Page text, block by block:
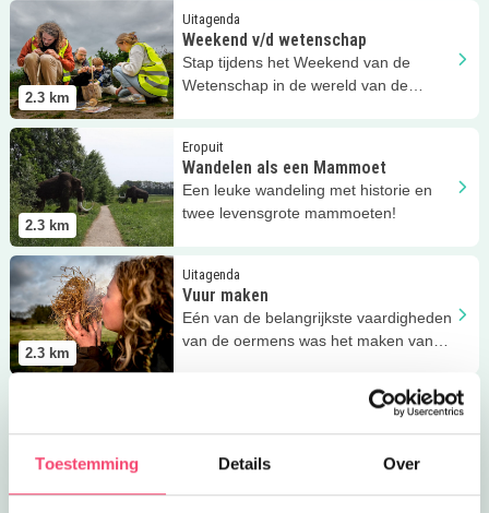
Toestemming Details Over
2.3 km
Uitagenda
Weekend v/d wetenschap
Stap tijdens het Weekend van de
Wetenschap in de wereld van de
Lees meer Weekend v/d wetenschap
2.3 km
Eropuit
Wandelen als een Mammoet
Een leuke wandeling met historie en
twee levensgrote mammoeten!
Lees meer Wandelen als een Mammoet
2.3 km
Uitagenda
Vuur maken
Eén van de belangrijkste vaardigheden
van de oermens was het maken van
Lees meer Vuur maken
letterlijk om je heen lopen!